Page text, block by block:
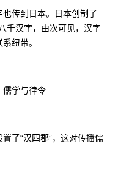
传到日本。日本创制了
千汉字，由次可见，汉字
纽带。
儒学与律令
了“汉四郡”，这对传播儒